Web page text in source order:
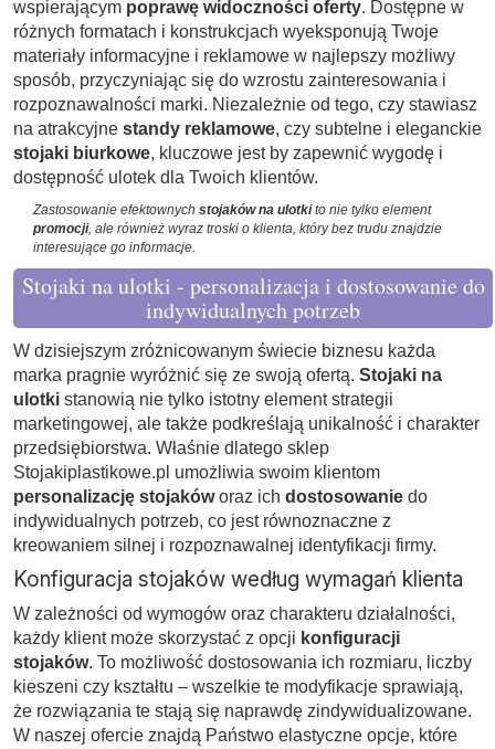
wspierającym poprawę widoczności oferty. Dostępne w
różnych formatach i konstrukcjach wyeksponują Twoje
materiały informacyjne i reklamowe w najlepszy możliwy
sposób, przyczyniając się do wzrostu zainteresowania i
rozpoznawalności marki. Niezależnie od tego, czy stawiasz
na atrakcyjne standy reklamowe, czy subtelne i eleganckie
stojaki biurkowe, kluczowe jest by zapewnić wygodę i
dostępność ulotek dla Twoich klientów.
Zastosowanie efektownych stojaków na ulotkito nie tylko element
promocji, ale również wyraz troski o klienta, który bez trudu znajdzie
interesujące go informacje.
Stojaki na ulotki - personalizacja i dostosowanie do
indywidualnych potrzeb
W dzisiejszym zróżnicowanym świecie biznesu każda
marka pragnie wyróżnić się ze swoją ofertą. Stojaki na
ulotki stanowią nie tylko istotny element strategii
marketingowej, ale także podkreślają unikalność i charakter
przedsiębiorstwa. Właśnie dlatego sklep
Stojakiplastikowe.pl umożliwia swoim klientom
personalizację stojakóworaz ich dostosowanie do
indywidualnych potrzeb, co jest równoznaczne z
kreowaniem silnej i rozpoznawalnej identyfikacji firmy.
Konfiguracja stojaków według wymagań klienta
W zależności od wymogów oraz charakteru działalności,
każdy klient może skorzystać z opcji konfiguracji
stojaków. To możliwość dostosowania ich rozmiaru, liczby
kieszeni czy kształtu – wszelkie te modyfikacje sprawiają,
że rozwiązania te stają się naprawdę zindywidualizowane.
W naszej ofercie znajdą Państwo elastyczne opcje, które